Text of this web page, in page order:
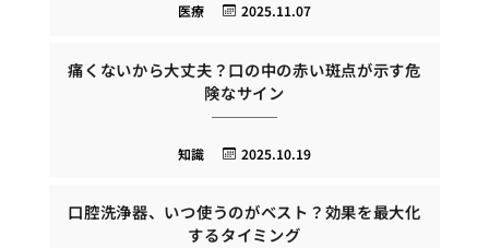
2025.11.07
医療
痛くないから大丈夫？口の中の赤い斑点が示す危
険なサイン
2025.10.19
知識
口腔洗浄器、いつ使うのがベスト？効果を最大化
するタイミング